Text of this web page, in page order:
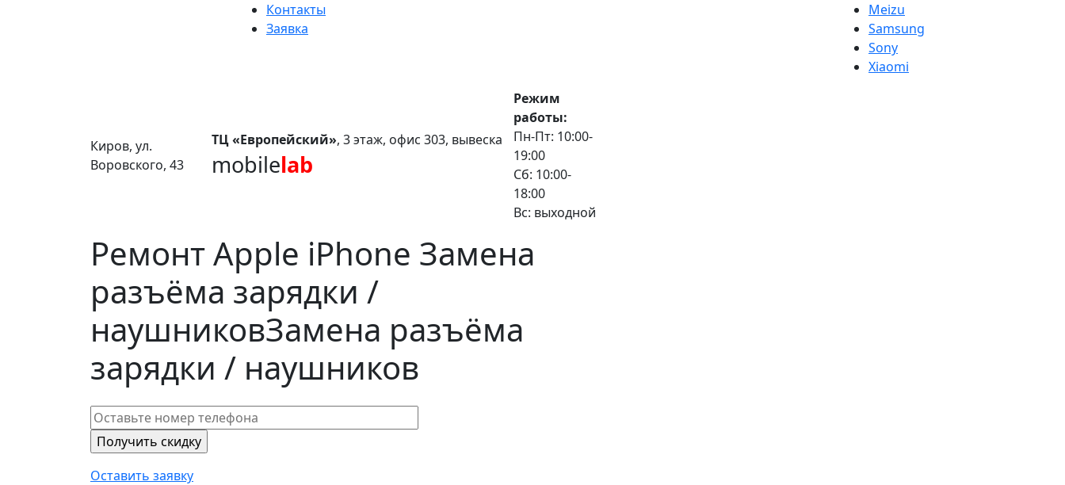
Контакты
Заявка
Meizu
Samsung
Sony
Xiaomi
Киров, ул.
Воровского, 43
ТЦ «Европейский», 3 этаж, офис 303, вывеска
mobilelab
Режим
работы:
Пн-Пт: 10:00-
19:00
Сб: 10:00-
18:00
Вс: выходной
Ремонт Apple iPhone Замена
разъёма зарядки /
наушниковЗамена разъёма
зарядки / наушников
Оставить заявку